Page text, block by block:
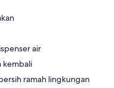
air
kembali
ramah lingkungan